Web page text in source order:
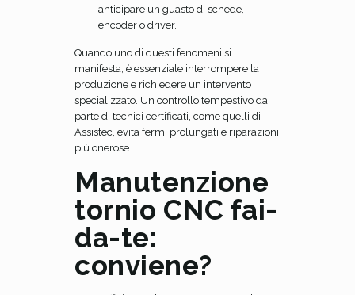
anticipare un guasto di schede,
encoder o driver.
Quando uno di questi fenomeni si
manifesta, è essenziale interrompere la
produzione e richiedere un intervento
specializzato. Un controllo tempestivo da
parte di tecnici certificati, come quelli di
Assistec, evita fermi prolungati e riparazioni
più onerose.
Manutenzione
tornio CNC fai-
da-te:
conviene?